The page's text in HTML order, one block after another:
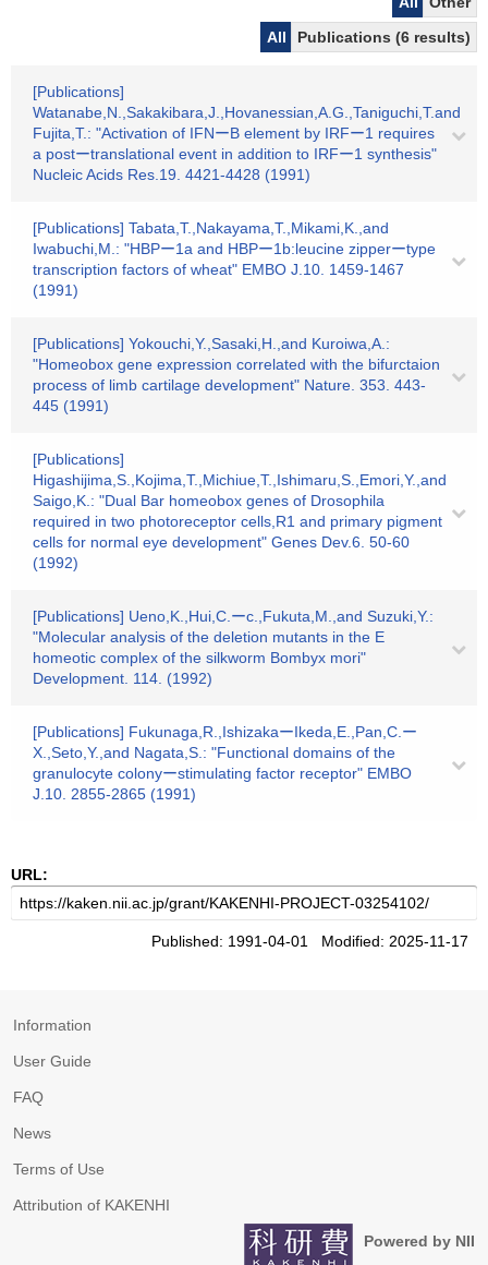
All
Publications (6 results)
[Publications]
Watanabe,N.,Sakakibara,J.,Hovanessian,A.G.,Taniguchi,T.and
Fujita,T.: "Activation of IFNーB element by IRFー1 requires
a postーtranslational event in addition to IRFー1 synthesis"
Nucleic Acids Res.19. 4421-4428 (1991)
[Publications] Tabata,T.,Nakayama,T.,Mikami,K.,and
Iwabuchi,M.: "HBPー1a and HBPー1b:leucine zipperーtype
transcription factors of wheat" EMBO J.10. 1459-1467
(1991)
[Publications] Yokouchi,Y.,Sasaki,H.,and Kuroiwa,A.:
"Homeobox gene expression correlated with the bifurctaion
process of limb cartilage development" Nature. 353. 443-
445 (1991)
[Publications]
Higashijima,S.,Kojima,T.,Michiue,T.,Ishimaru,S.,Emori,Y.,and
Saigo,K.: "Dual Bar homeobox genes of Drosophila
required in two photoreceptor cells,R1 and primary pigment
cells for normal eye development" Genes Dev.6. 50-60
(1992)
[Publications] Ueno,K.,Hui,C.ーc.,Fukuta,M.,and Suzuki,Y.:
"Molecular analysis of the deletion mutants in the E
homeotic complex of the silkworm Bombyx mori"
Development. 114. (1992)
[Publications] Fukunaga,R.,IshizakaーIkeda,E.,Pan,C.ー
X.,Seto,Y.,and Nagata,S.: "Functional domains of the
granulocyte colonyーstimulating factor receptor" EMBO
J.10. 2855-2865 (1991)
URL:
Published: 1991-04-01 Modified: 2025-11-17
Information
User Guide
FAQ
News
Terms of Use
Attribution of KAKENHI
Powered by NII